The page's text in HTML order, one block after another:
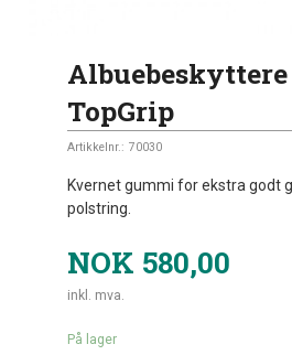
Albuebeskyttere
TopGrip
Artikkelnr.: 70030
Kvernet gummi for ekstra godt
polstring.
NOK 580,00
inkl. mva.
På lager